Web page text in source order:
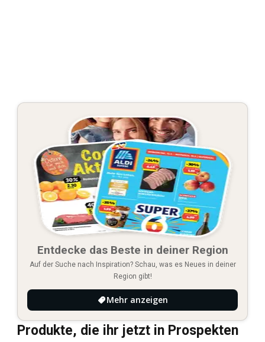
Entdecke das Beste in deiner Region
Auf der Suche nach Inspiration? Schau, was es Neues in deiner
Region gibt!
Mehr anzeigen
Produkte, die ihr jetzt in Prospekten